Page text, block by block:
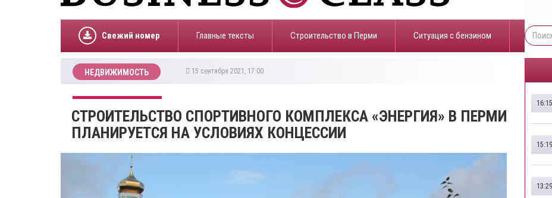
Свежий номер Главные тексты Строительство в Перми ​Ситуация с бензином
НЕДВИЖИМОСТЬ 15 сентября 2021, 17:00
​СТРОИТЕЛЬСТВО СПОРТИВНОГО КОМПЛЕКСА «ЭНЕРГИЯ» В ПЕРМИ
ПЛАНИРУЕТСЯ НА УСЛОВИЯХ КОНЦЕССИИ
16:15
15:19
13:29